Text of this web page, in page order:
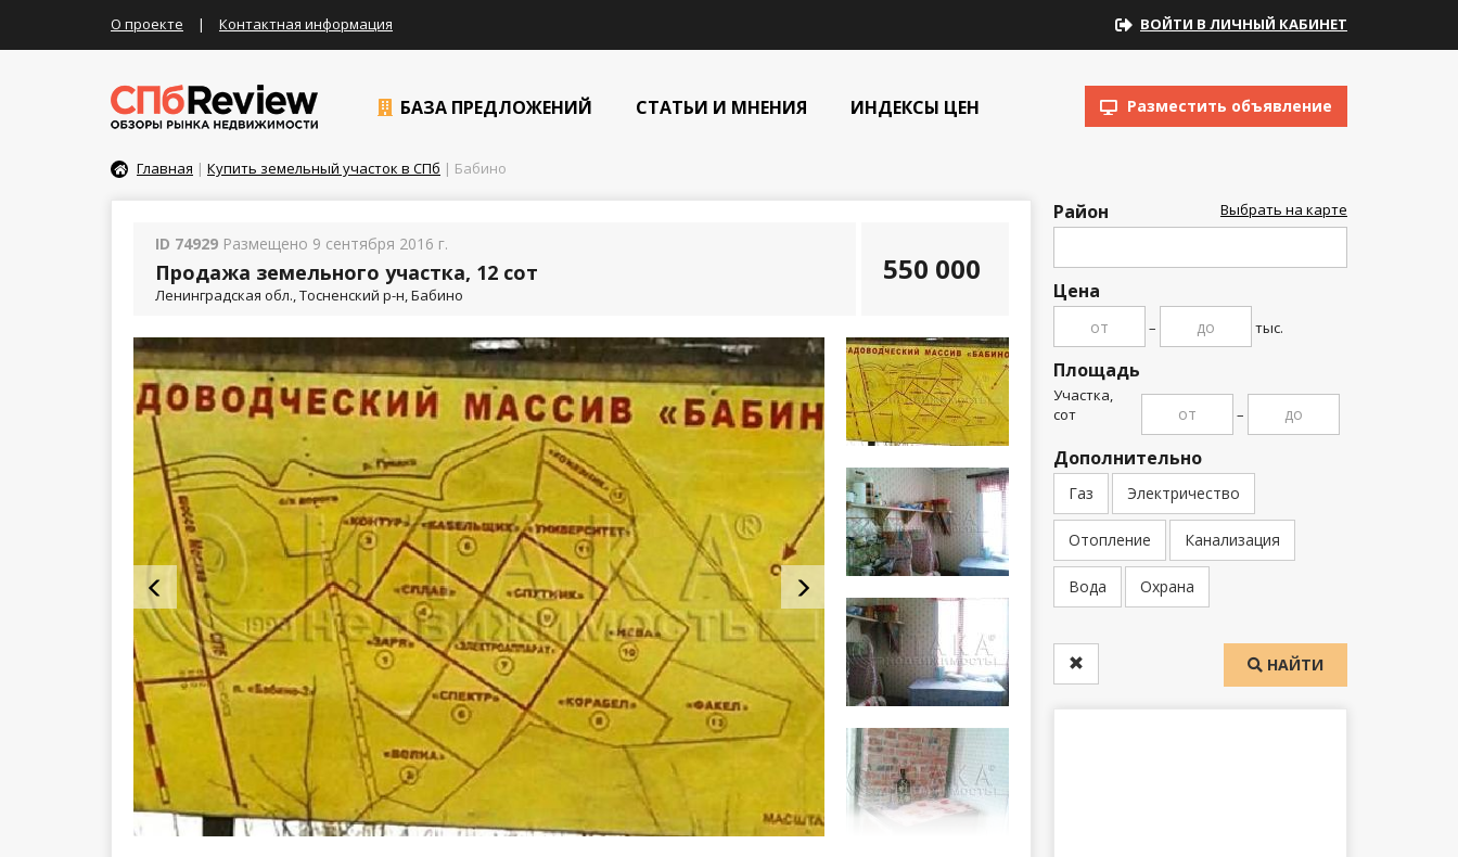
О проекте | Контактная информация ВОЙТИ В ЛИЧНЫЙ КАБИНЕТ
БАЗА ПРЕДЛОЖЕНИЙ СТАТЬИ И МНЕНИЯ ИНДЕКСЫ ЦЕН Разместить объявление
Главная | Купить земельный участок в СПб | Бабино
Район Выбрать на карте
Цена
– тыс.
Площадь
Участка,
сот
–
Дополнительно
Газ Электричество
Отопление Канализация
Вода Охрана
НАЙТИ
ID 74929 Размещено 9 сентября 2016 г.
Продажа земельного участка, 12 сот
Ленинградская обл., Тосненский р-н, Бабино
550 000